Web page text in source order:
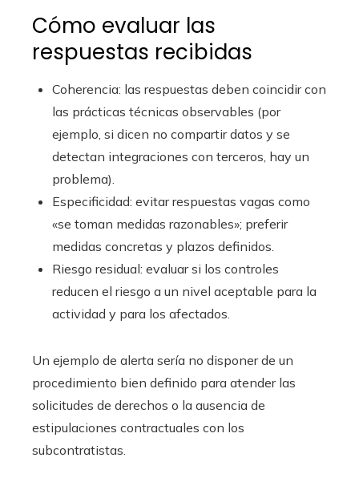
Cómo evaluar las
respuestas recibidas
Coherencia: las respuestas deben coincidir con
las prácticas técnicas observables (por
ejemplo, si dicen no compartir datos y se
detectan integraciones con terceros, hay un
problema).
Especificidad: evitar respuestas vagas como
«se toman medidas razonables»; preferir
medidas concretas y plazos definidos.
Riesgo residual: evaluar si los controles
reducen el riesgo a un nivel aceptable para la
actividad y para los afectados.
Un ejemplo de alerta sería no disponer de un
procedimiento bien definido para atender las
solicitudes de derechos o la ausencia de
estipulaciones contractuales con los
subcontratistas.